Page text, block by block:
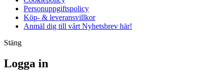
Personuppgiftspolicy
Köp- & leveransvillkor
Anmäl dig till vårt Nyhetsbrev här!
Stäng
Logga in